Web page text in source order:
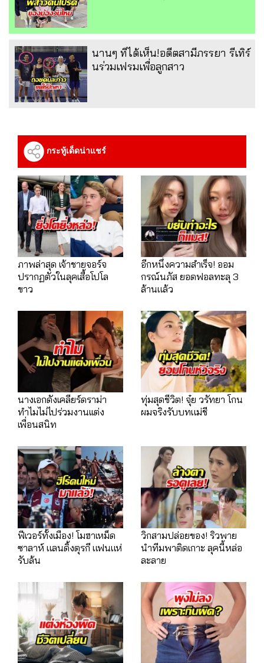
นานๆ ทีได้เห็น!อดีตสามีภรรยา รีเทิร์
นร่วมเฟรมเพื่อลูกสาว
กระทู้เด็ดน่าแชร์
ภาพล่าสุด เจ้าชายจอร์จ
ปรากฏตัวในลุคเสื้อโปโล
ขาว
อีกหนึ่งความสำเร็จ! ออม
กรณ์นภัส ยอดฟอลทะลุ 3
ล้านแล้ว
นางเอกดังเคลียร์ดราม่า
ทำไมไม่ไปร่วมงานเเต่ง
เพื่อนสนิท
ทุ่มสุดชีวิต! จุ๋ย วรัทยา โกน
ผมจริงรับบทแม่ชี
ฟีเวอร์ทั้งเมือง! โมฮาเหม็ด
ซาลาห์ แลนดิ้งตุรกี แฟนแห่
รับล้น
วิกสามปล่อยของ! ริวพาย
นำทีมพาติดเกาะ ลุคนี้หล่อ
ละลาย